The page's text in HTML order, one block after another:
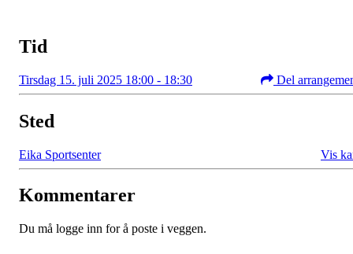
Tid
Tirsdag 15. juli 2025 18:00 - 18:30 Del
Sted
Eika Sportsenter Vis
Kommentarer
Du må logge inn for å poste i veggen.